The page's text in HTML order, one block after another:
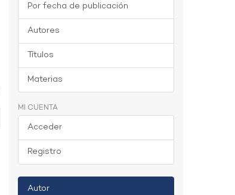
Por fecha de publicación
Autores
Títulos
Materias
MI CUENTA
Acceder
Registro
Autor